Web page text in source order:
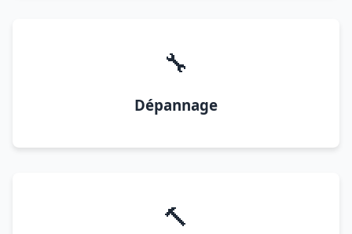
🔧
Dépannage
🔨